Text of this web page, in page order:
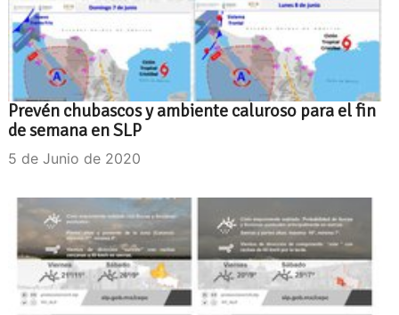
Prevén chubascos y ambiente caluroso para el fin
de semana en SLP
5 de Junio de 2020